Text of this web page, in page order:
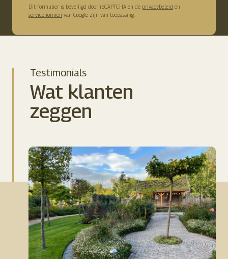
Dit formulier is beveiligd door reCAPTCHA en de privacybeleid en
servicenormen van Google zijn van toepassing.
Testimonials
Wat klanten
zeggen